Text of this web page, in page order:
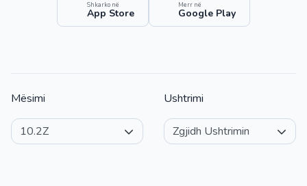
Shkarko në
App Store
Merr në
Google Play
Mësimi Ushtrimi